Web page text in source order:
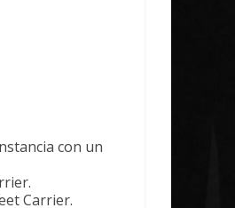
con un
Carrier.